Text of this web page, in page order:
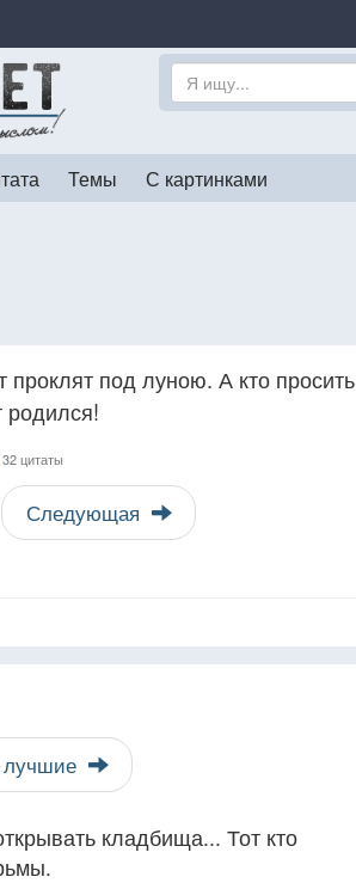
Темы С картинками
под луною. А кто просить
родился!
32 цитаты
Следующая
лучшие
кладбища... Тот кто